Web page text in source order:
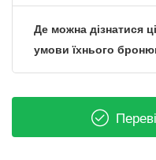
Де можна дізнатися
умови їхнього